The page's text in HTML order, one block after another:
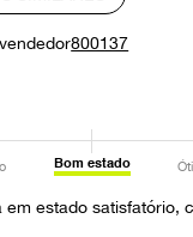
800137
Bom estado
estado satisfatório,